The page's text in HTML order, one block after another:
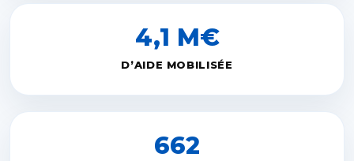
4,1 M€
D’AIDE MOBILISÉE
662